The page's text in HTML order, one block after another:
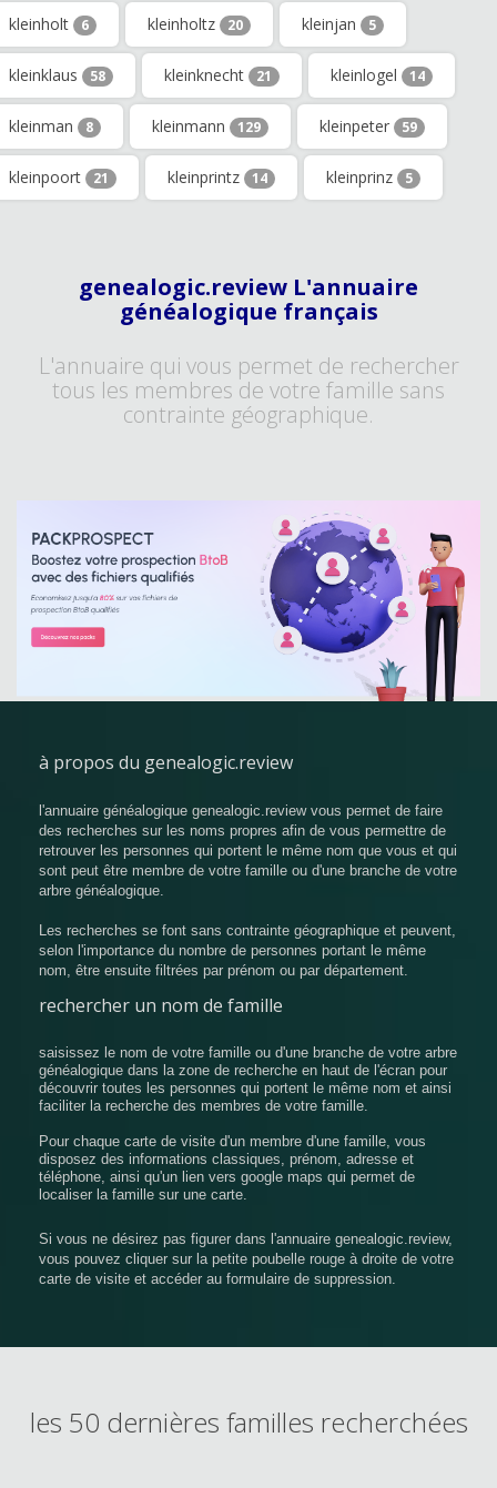
kleinholt 6 kleinholtz 20 kleinjan 5
kleinklaus 58 kleinknecht 21 kleinlogel 14
kleinman 8 kleinmann 129 kleinpeter 59
kleinpoort 21 kleinprintz 14 kleinprinz 5
genealogic.review L'annuaire
généalogique français
L'annuaire qui vous permet de rechercher
tous les membres de votre famille sans
contrainte géographique.
à propos du genealogic.review
l'annuaire généalogique genealogic.review vous permet de faire
des recherches sur les noms propres afin de vous permettre de
retrouver les personnes qui portent le même nom que vous et qui
sont peut être membre de votre famille ou d'une branche de votre
arbre généalogique.
Les recherches se font sans contrainte géographique et peuvent,
selon l'importance du nombre de personnes portant le même
nom, être ensuite filtrées par prénom ou par département.
rechercher un nom de famille
saisissez le nom de votre famille ou d'une branche de votre arbre
généalogique dans la zone de recherche en haut de l'écran pour
découvrir toutes les personnes qui portent le même nom et ainsi
faciliter la recherche des membres de votre famille.
Pour chaque carte de visite d'un membre d'une famille, vous
disposez des informations classiques, prénom, adresse et
téléphone, ainsi qu'un lien vers google maps qui permet de
localiser la famille sur une carte.
Si vous ne désirez pas figurer dans l'annuaire genealogic.review,
vous pouvez cliquer sur la petite poubelle rouge à droite de votre
carte de visite et accéder au formulaire de suppression.
les 50 dernières familles recherchées